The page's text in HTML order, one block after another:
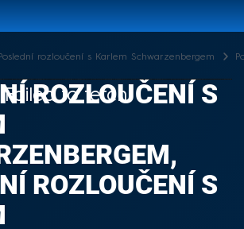
Poslední rozloučení s Karlem Schwarzenbergem
Failed to fetch
ROZLOUČENÍ S
ROZLOUČENÍ S